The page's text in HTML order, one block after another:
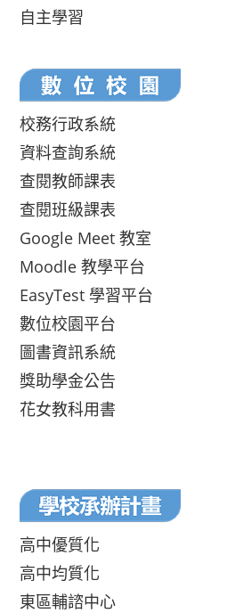
自主學習
校務行政系統
資料查詢系統
查閱教師課表
查閱班級課表
Google Meet 教室
Moodle 教學平台
EasyTest 學習平台
數位校園平台
圖書資訊系統
獎助學金公告
花女教科用書
高中優質化
高中均質化
東區輔諮中心